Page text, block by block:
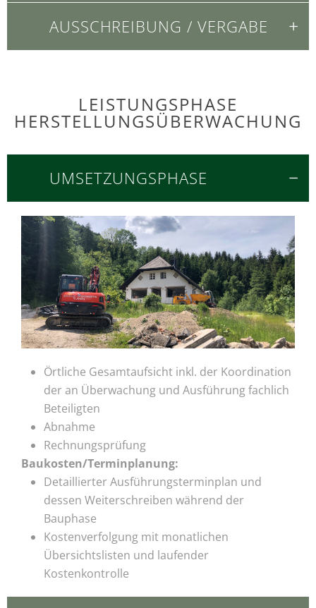
AUSSCHREIBUNG / VERGABE
LEISTUNGSPHASE
HERSTELLUNGSÜBERWACHUNG
UMSETZUNGSPHASE
Örtliche Gesamtaufsicht inkl. der Koordination
der an Überwachung und Ausführung fachlich
Beteiligten
Abnahme
Rechnungsprüfung
Baukosten/Terminplanung:
Detaillierter Ausführungsterminplan und
dessen Weiterschreiben während der
Bauphase
Kostenverfolgung mit monatlichen
Übersichtslisten und laufender
Kostenkontrolle